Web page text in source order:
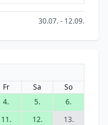
30.07. - 12.09.
Fr Sa
So
4. 5.
6.
11. 12.
13.